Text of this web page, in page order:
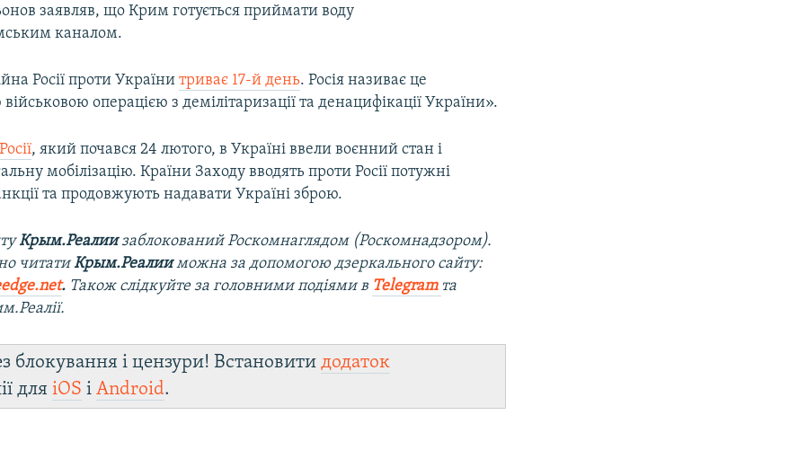
заявляв, що Крим готується приймати воду
каналом.
Росії проти Українитриває 17-й день. Росія називає це
операцією з демілітаризації та денацифікації України».
, який почався 24 лютого, в Україні ввели воєнний стан і
мобілізацію. Країни Заходу вводять проти Росії потужні
та продовжують надавати Україні зброю.
Крым.Реалиизаблокований Роскомнаглядом (Роскомнадзором).
читатиКрым.Реалииможна за допомогою дзеркального сайту​:
. Також слідкуйте за головними подіями в Telegram та
блокування і цензури! Встановитидодаток
дляiOS іAndroid.